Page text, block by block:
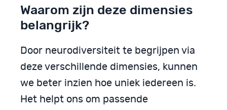
Waarom zijn deze dimensies
belangrijk?
Door neurodiversiteit te begrijpen via
deze verschillende dimensies, kunnen
we beter inzien hoe uniek iedereen is.
Het helpt ons om passende